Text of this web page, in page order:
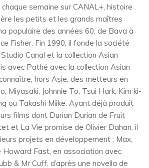
semaine sur CANAL+, histoire
les petits et les grands maîtres
populaire des années 60, de Bava à
Fisher. Fin 1990, il fonde la société
Canal et la collection Asian
avec Pathé avec la collection Asian
hors Asie, des metteurs en
Miyasaki, Johnnie To, Tsui Hark, Kim ki-
ou Takashi Miike. Ayant déjà produit
films dont Durian Durian de Fruit
et La Vie promise de Olivier Dahan, il
projets en développement : Max,
Howard Fast, en association avec
& Mr Cuff, d’après une novella de